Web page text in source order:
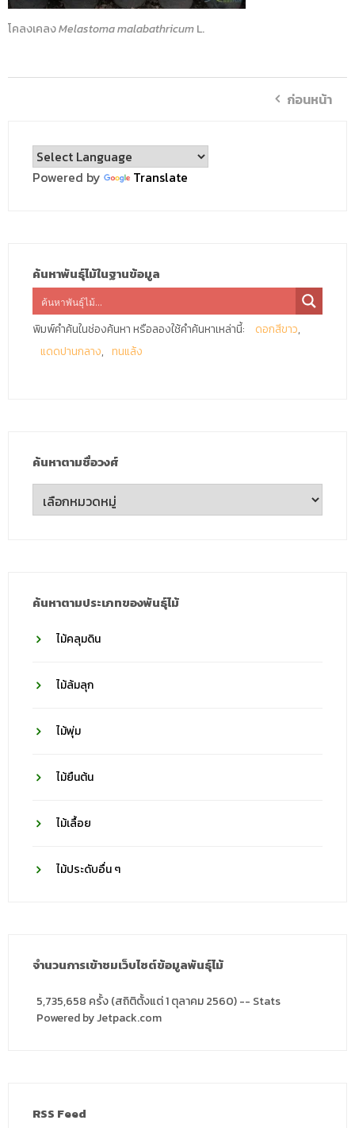
โคลงเคลงMelastoma malabathricumL.
ก่อนหน้า
Powered by Translate
ค้นหาพันธุ์ไม้ในฐานข้อมูล
พิมพ์คำค้นในช่องค้นหา หรือลองใช้คำค้นหาเหล่านี้:
ดอกสีขาว
แดดปานกลาง
ทนแล้ง
ค้นหาตามชื่อวงศ์
ค้นหา
ตาม
ค้นหาตามประเภทของพันธุ์ไม้
ไม้คลุมดิน
ไม้ล้มลุก
ไม้พุ่ม
ไม้ยืนต้น
ไม้เลื้อย
ไม้ประดับอื่น ๆ
จำนวนการเข้าชมเว็บไซต์ข้อมูลพันธุ์ไม้
5,735,658 ครั้ง (สถิติตั้งแต่ 1 ตุลาคม 2560) -- Stats
Powered by Jetpack.com
RSS Feed